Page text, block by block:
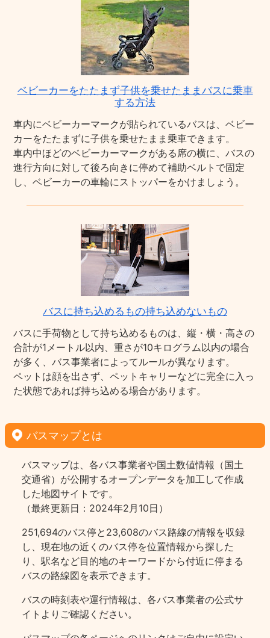
ベビーカーをたたまず子供を乗せたままバスに乗車
する方法
車内にベビーカーマークが貼られているバスは、ベビー
カーをたたまずに子供を乗せたまま乗車できます。
車内中ほどのベビーカーマークがある席の横に、バスの
進行方向に対して後ろ向きに停めて補助ベルトで固定
し、ベビーカーの車輪にストッパーをかけましょう。
バスに持ち込めるもの持ち込めないもの
バスに手荷物として持ち込めるものは、縦・横・高さの
合計が1メートル以内、重さが10キログラム以内の場合
が多く、バス事業者によってルールが異なります。
ペットは顔を出さず、ペットキャリーなどに完全に入っ
た状態であれば持ち込める場合があります。
バスマップとは
バスマップは、各バス事業者や国土数値情報（国土
交通省）が公開するオープンデータを加工して作成
した地図サイトです。
（最終更新日：2024年2月10日）
251,694のバス停と23,608のバス路線の情報を収録
し、現在地の近くのバス停を位置情報から探した
り、駅名など目的地のキーワードから付近に停まる
バスの路線図を表示できます。
バスの時刻表や運行情報は、各バス事業者の公式サ
イトよりご確認ください。